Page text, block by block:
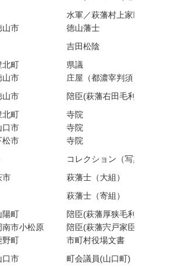
水軍／萩藩村上家臣／村会
山市
徳山藩士
吉田松陰
北町
県議
山市
庄屋（都濃宰判須々万奥村）
山市
陪臣(萩藩右田毛利家臣)／
北町
寺院
口市
寺院
松市
寺院
コレクション（写真）／鉄道
市
萩藩士（大組）
萩藩士（寄組）
陽町
陪臣(萩藩厚狭毛利家臣)
南市小松原
陪臣(萩藩宍戸家臣)
野町
市町村役場文書
口市
町会議員(山口町)